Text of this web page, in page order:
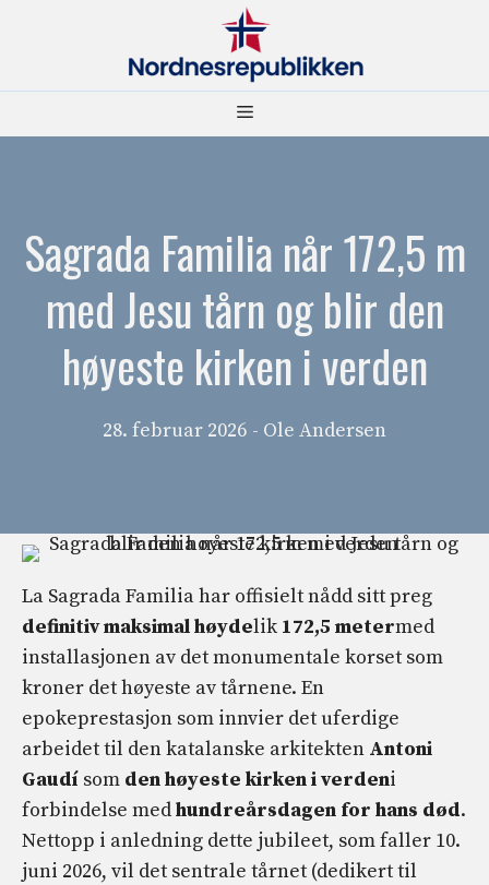
Meny
Sagrada Familia når 172,5 m
med Jesu tårn og blir den
høyeste kirken i verden
28. februar 2026 - Ole Andersen
La Sagrada Familia har offisielt nådd sitt preg
definitiv maksimal høydelik 172,5 metermed
installasjonen av det monumentale korset som
kroner det høyeste av tårnene. En
epokeprestasjon som innvier det uferdige
arbeidet til den katalanske arkitekten Antoni
Gaudí som den høyeste kirken i verdeni
forbindelse medhundreårsdagen for hans død.
Nettopp i anledning dette jubileet, som faller 10.
juni 2026, vil det sentrale tårnet (dedikert til